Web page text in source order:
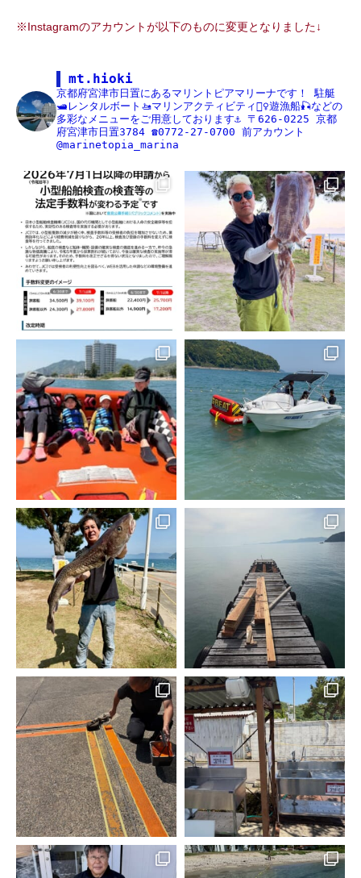
※Instagramのアカウントが以下のものに変更となりました↓
mt.hioki
京都府宮津市日置にあるマリントピアマリーナです！
駐艇
🛥レンタルボート🚤マリンアクティビティ🏄‍♀️遊漁船🎣などの
多彩なメニューをご用意しております⚓️ 〒626-0225 京都
府宮津市日置3784 ☎️0772-27-0700 前アカウント
@marinetopia_marina